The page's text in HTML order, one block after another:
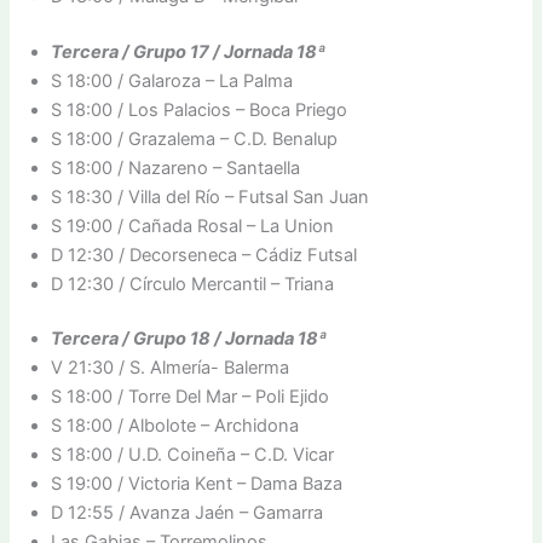
Tercera / Grupo 17 / Jornada 18ª
S 18:00 / Galaroza – La Palma
S 18:00 / Los Palacios – Boca Priego
S 18:00 / Grazalema – C.D. Benalup
S 18:00 / Nazareno – Santaella
S 18:30 / Villa del Río – Futsal San Juan
S 19:00 / Cañada Rosal – La Union
D 12:30 / Decorseneca – Cádiz Futsal
D 12:30 / Círculo Mercantil – Triana
Tercera / Grupo 18 / Jornada 18ª
V 21:30 / S. Almería- Balerma
S 18:00 / Torre Del Mar – Poli Ejido
S 18:00 / Albolote – Archidona
S 18:00 / U.D. Coineña – C.D. Vicar
S 19:00 / Victoria Kent – Dama Baza
D 12:55 / Avanza Jaén – Gamarra